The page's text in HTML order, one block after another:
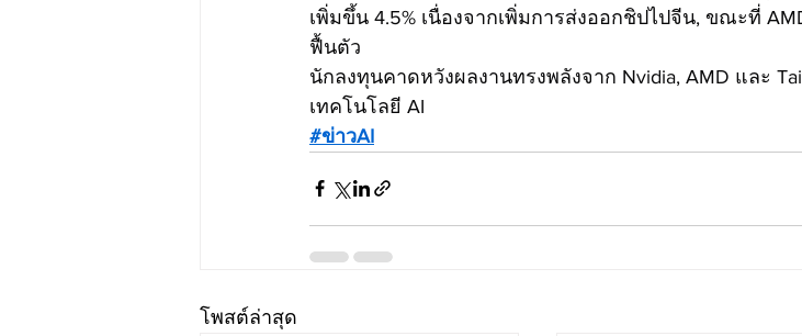
เพิ่มขึ้น 4.5% เนื่องจากเพิ่มการส่งออกชิปไปจีน, ขณะที่
ฟื้นตัว
นักลงทุนคาดหวังผลงานทรงพลังจาก Nvidia, AMD และ
เทคโนโลยี AI
#ข่าวAI
โพสต์ล่าสุด